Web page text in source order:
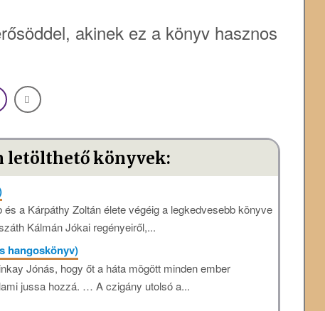
akinek ez a könyv hasznos
letölthető könyvek:
a Kárpáthy Zoltán élete végéig a legkedvesebb könyve
Kálmán Jókai regényeiről,...
hangoskönyv)
Jónás, hogy őt a háta mögött minden ember
jussa hozzá. … A czigány utolsó a...